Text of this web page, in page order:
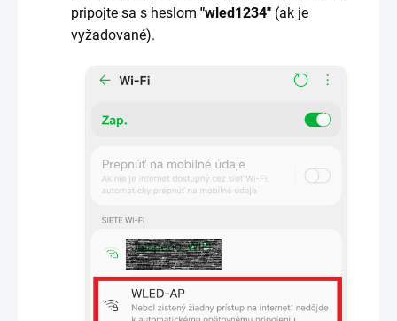
pripojte sa s heslom "wled1234" (ak je
vyžadované).